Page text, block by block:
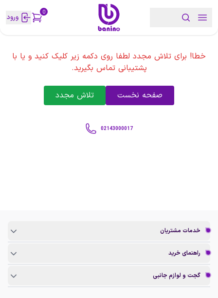
0 ورود
خطا! برای تلاش مجدد لطفا روی دکمه زیر کلیک کنید و یا با
پشتیبانی تماس بگیرید.
صفحه نخست تلاش مجدد
02143000017
خدمات مشتریان
راهنمای خرید
گجت و لوازم جانبی